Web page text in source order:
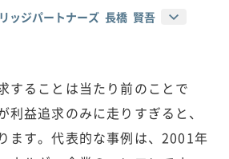
ッジパートナーズ 長橋 賢吾
することは当たり前のことで
利益追求のみに走りすぎると、
ます。代表的な事例は、2001年